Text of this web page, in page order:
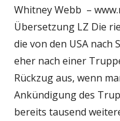
Whitney Webb –
Übersetzung LZ Die
die von den USA nach
eher nach einer
Rückzug aus, wenn
Ankündigung des
bereits tausend